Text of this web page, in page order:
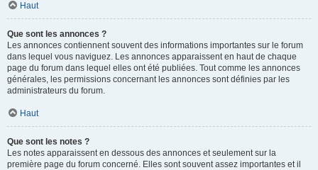
Haut
Que sont les annonces ?
Les annonces contiennent souvent des informations importantes sur le forum
dans lequel vous naviguez. Les annonces apparaissent en haut de chaque
page du forum dans lequel elles ont été publiées. Tout comme les annonces
générales, les permissions concernant les annonces sont définies par les
administrateurs du forum.
Haut
Que sont les notes ?
Les notes apparaissent en dessous des annonces et seulement sur la
première page du forum concerné. Elles sont souvent assez importantes et il